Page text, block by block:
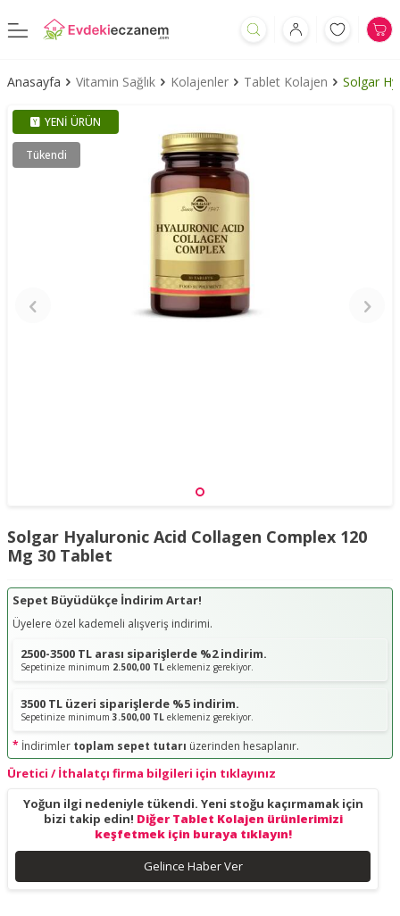
Anasayfa Vitamin Sağlık Kolajenler Tablet Kolajen Solgar
YENI ÜRÜN
Tükendi
Solgar Hyaluronic Acid Collagen Complex 120
Mg 30 Tablet
Sepet Büyüdükçe İndirim Artar!
Üyelere özel kademeli alışveriş indirimi.
2500-3500 TL arası siparişlerde %2 indirim.
Sepetinize minimum 2.500,00 TL eklemeniz gerekiyor.
3500 TL üzeri siparişlerde %5 indirim.
Sepetinize minimum 3.500,00 TL eklemeniz gerekiyor.
* İndirimler toplam sepet tutarı üzerinden hesaplanır.
Üretici / İthalatçı firma bilgileri için tıklayınız
Yoğun ilgi nedeniyle tükendi. Yeni stoğu kaçırmamak için
bizi takip edin! Diğer Tablet Kolajen ürünlerimizi
keşfetmek için buraya tıklayın!
Gelince Haber Ver